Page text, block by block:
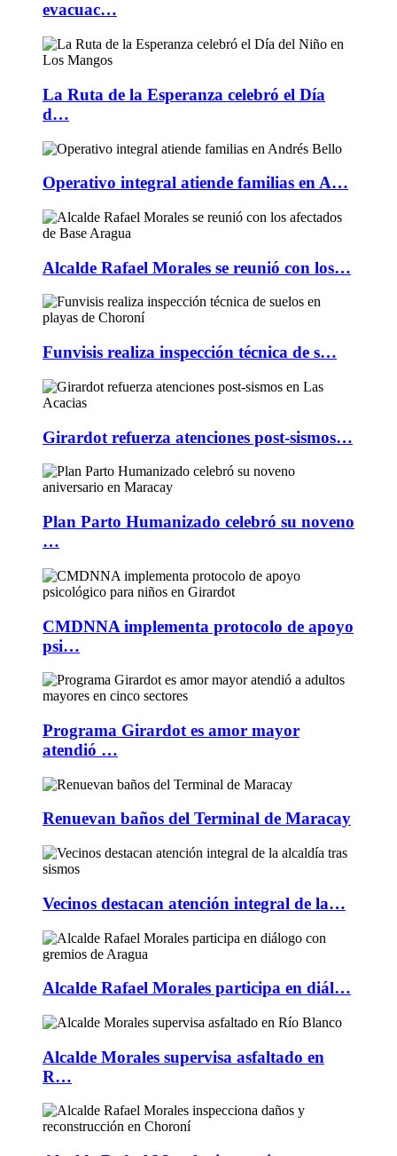
evacuac…
La Ruta de la Esperanza celebró el Día
d…
Operativo integral atiende familias en A…
Alcalde Rafael Morales se reunió con los…
Funvisis realiza inspección técnica de s…
Girardot refuerza atenciones post-sismos…
Plan Parto Humanizado celebró su noveno
…
CMDNNA implementa protocolo de apoyo
psi…
Programa Girardot es amor mayor
atendió …
Renuevan baños del Terminal de Maracay
Vecinos destacan atención integral de la…
Alcalde Rafael Morales participa en diál…
Alcalde Morales supervisa asfaltado en
R…